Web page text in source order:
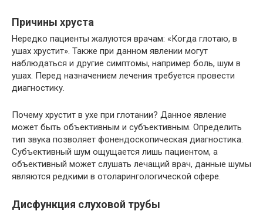
Причины хруста
Нередко пациенты жалуются врачам: «Когда глотаю, в
ушах хрустит». Также при данном явлении могут
наблюдаться и другие симптомы, например боль, шум в
ушах. Перед назначением лечения требуется провести
диагностику.
Почему хрустит в ухе при глотании? Данное явление
может быть объективным и субъективным. Определить
тип звука позволяет фонендоскопическая диагностика.
Субъективный шум ощущается лишь пациентом, а
объективный может слушать лечащий врач, данные шумы
являются редкими в отоларингологической сфере.
Дисфункция слуховой трубы